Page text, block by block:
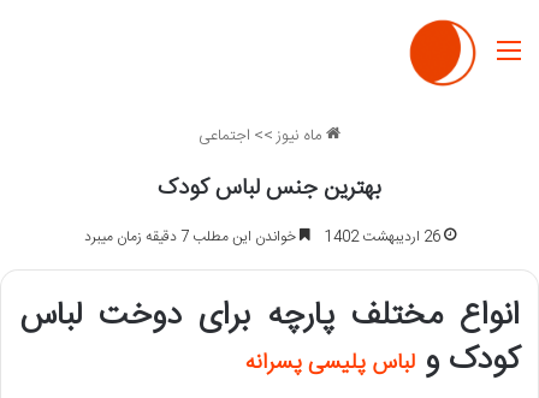
منو
ماه نیوز>> اجتماعی
بهترین جنس لباس کودک
26 اردیبهشت 1402 خواندن این مطلب 7 دقیقه زمان میبرد
انواع مختلف پارچه برای دوخت لباس
کودک و لباس پلیسی پسرانه